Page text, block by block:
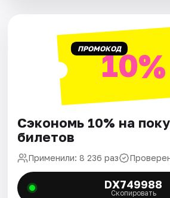
ПРОМОКОД10%
Сэкономь 10% на
билетов
Применили: 8 236 раз
DX749988
Скопировать